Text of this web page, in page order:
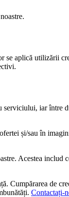
aplică utilizării
iar între
și/sau în
Acestea includ
Cumpărarea de
Contactați-